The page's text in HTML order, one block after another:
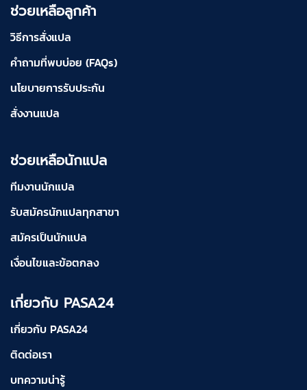
ช่วยเหลือลูกค้า
วิธีการสั่งแปล
คำถามที่พบบ่อย (FAQs)
นโยบายการรับประกัน
สั่งงานแปล
ช่วยเหลือนักแปล
ทีมงานนักแปล
รับสมัครนักแปลทุกสาขา
สมัครเป็นนักแปล
เงื่อนไขและข้อตกลง
เกี่ยวกับ PASA24
เกี่ยวกับ PASA24
ติดต่อเรา
บทความน่ารู้